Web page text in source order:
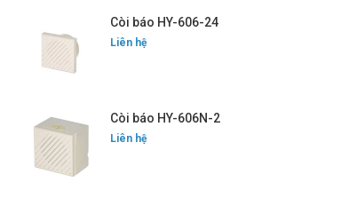
Còi báo HY-606-24
Liên hệ
Còi báo HY-606N-2
Liên hệ